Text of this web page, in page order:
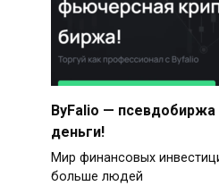
ByFalio — псевдобиржа
деньги!
Мир финансовых
больше людей